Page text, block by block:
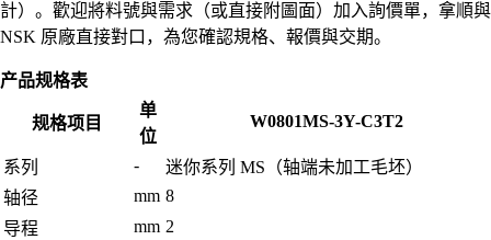
計）。歡迎將料號與需求（或直接附圖面）加入詢價單，拿順與
NSK 原廠直接對口，為您確認規格、報價與交期。
产品规格表
规格项目
单
位
W0801MS-3Y-C3T2
系列 -
迷你系列 MS（轴端未加工毛坯）
轴径
mm 8
导程
mm 2